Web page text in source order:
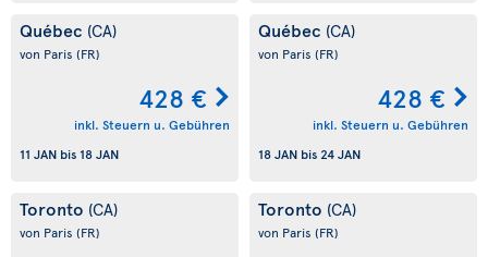
Québec (CA)
von Paris (FR)
428 €
inkl. Steuern u. Gebühren
11 JAN bis 18 JAN
Québec (CA)
von Paris (FR)
428 €
inkl. Steuern u. Gebühren
18 JAN bis24 JAN
Toronto (CA)
von Paris (FR)
Toronto (CA)
von Paris (FR)